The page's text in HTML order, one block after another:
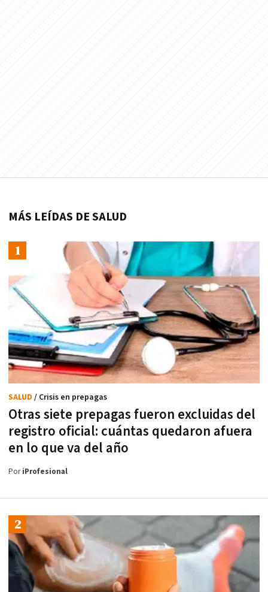
MÁS LEÍDAS DE SALUD
Otras siete prepagas fueron excluidas del
registro oficial: cuántas quedaron afuera
en lo que va del año
SALUD / Crisis en prepagas
PoriProfesional